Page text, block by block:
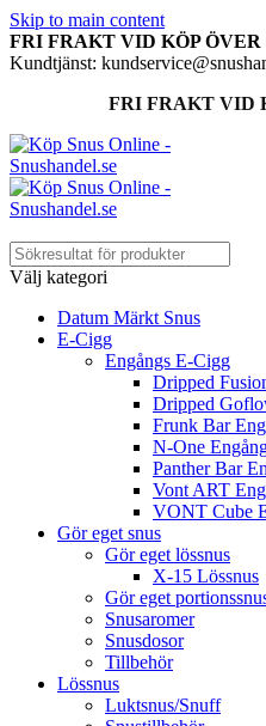
Skip to main content
FRI FRAKT VID KÖP ÖVER
Kundtjänst:
FRI FRAKT VID
Välj kategori
Datum Märkt Snus
E-Cigg
Engångs E-Cigg
Dripped
Dripped
Frunk Bar
N-One
Panther Bar
Vont ART
VONT Cube
Gör eget snus
Gör eget lössnus
X-15 Lössnus
Gör eget
Snusaromer
Snusdosor
Tillbehör
Lössnus
Luktsnus/Snuff